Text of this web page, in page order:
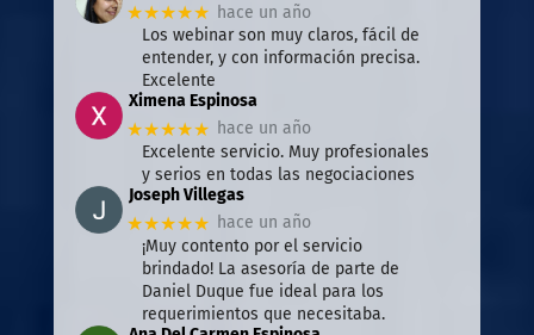
★★★★★ hace un año
Los webinar son muy claros, fácil de
entender, y con información precisa.
Excelente
Ximena Espinosa
★★★★★ hace un año
Excelente servicio. Muy profesionales
y serios en todas las negociaciones
Joseph Villegas
★★★★★ hace un año
¡Muy contento por el servicio
brindado! La asesoría de parte de
Daniel Duque fue ideal para los
requerimientos que necesitaba.